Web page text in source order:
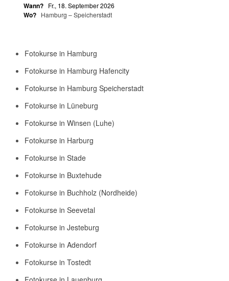
Wann? Fr., 18. September 2026
Wo? Hamburg – Speicherstadt
Fotokurse in Hamburg
Fotokurse in Hamburg Hafencity
Fotokurse in Hamburg Speicherstadt
Fotokurse in Lüneburg
Fotokurse in Winsen (Luhe)
Fotokurse in Harburg
Fotokurse in Stade
Fotokurse in Buxtehude
Fotokurse in Buchholz (Nordheide)
Fotokurse in Seevetal
Fotokurse in Jesteburg
Fotokurse in Adendorf
Fotokurse in Tostedt